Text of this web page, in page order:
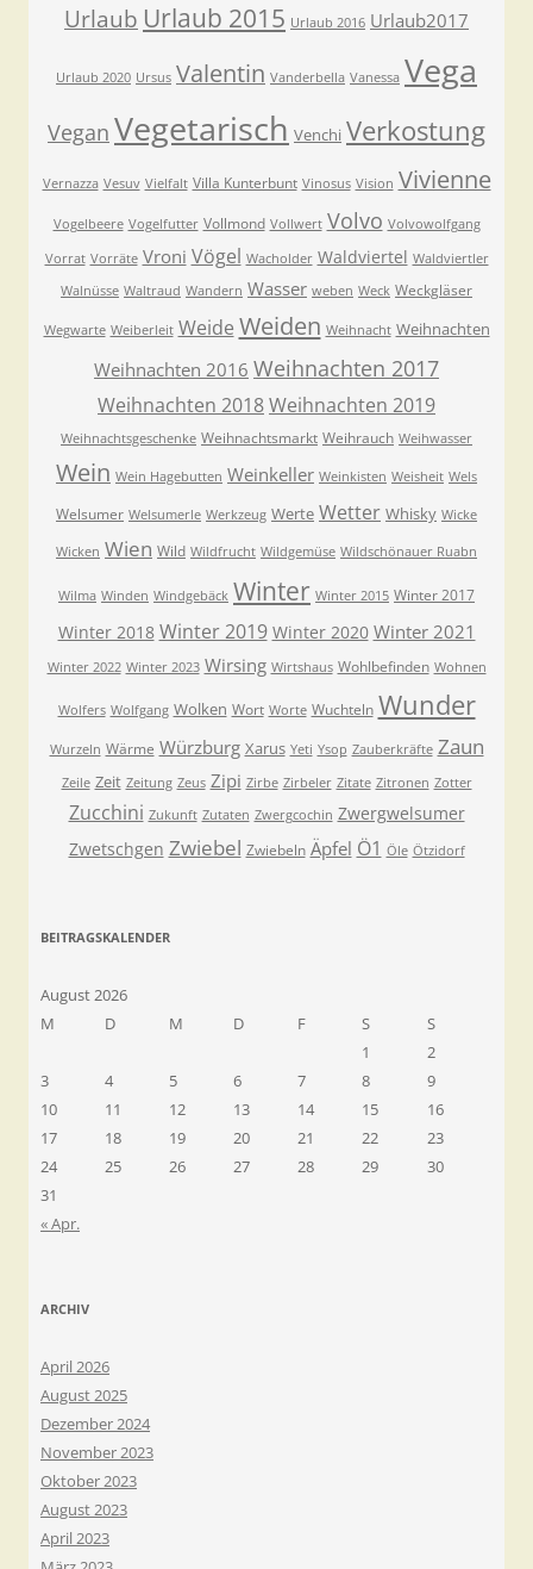
Urlaub Urlaub 2015 Urlaub 2016 Urlaub2017
Urlaub 2020 Ursus Valentin Vanderbella Vanessa Vega
Vegan Vegetarisch Venchi Verkostung
Vernazza Vesuv Vielfalt Villa Kunterbunt Vinosus Vision Vivienne
Vogelbeere Vogelfutter Vollmond Vollwert Volvo Volvowolfgang
Vorrat Vorräte Vroni Vögel Wacholder Waldviertel Waldviertler
Walnüsse Waltraud Wandern Wasser weben Weck Weckgläser
Wegwarte Weiberleit Weide Weiden Weihnacht Weihnachten
Weihnachten 2016 Weihnachten 2017
Weihnachten 2018Weihnachten 2019
Weihnachtsgeschenke Weihnachtsmarkt Weihrauch Weihwasser
Wein Wein Hagebutten Weinkeller Weinkisten Weisheit Wels
Welsumer Welsumerle Werkzeug Werte Wetter Whisky Wicke
Wicken Wien Wild Wildfrucht Wildgemüse Wildschönauer Ruabn
Wilma Winden Windgebäck Winter Winter 2015 Winter 2017
Winter 2018 Winter 2019 Winter 2020 Winter 2021
Winter 2022 Winter 2023 Wirsing Wirtshaus Wohlbefinden Wohnen
Wolfers Wolfgang Wolken Wort Worte Wuchteln Wunder
Wurzeln Wärme Würzburg Xarus Yeti Ysop Zauberkräfte Zaun
Zeile Zeit Zeitung Zeus Zipi Zirbe Zirbeler Zitate Zitronen Zotter
Zucchini Zukunft Zutaten Zwergcochin Zwergwelsumer
Zwetschgen Zwiebel Zwiebeln Äpfel Ö1 Öle Ötzidorf
BEITRAGSKALENDER
August 2026
M
D M D F S
S
1
2
3
4 5 6 7 8
9
10
11 12 13 14 15
16
17
18 19 20 21 22
23
24
25 26 27 28 29
30
31
« Apr.
ARCHIV
April 2026
August 2025
Dezember 2024
November 2023
Oktober 2023
August 2023
April 2023